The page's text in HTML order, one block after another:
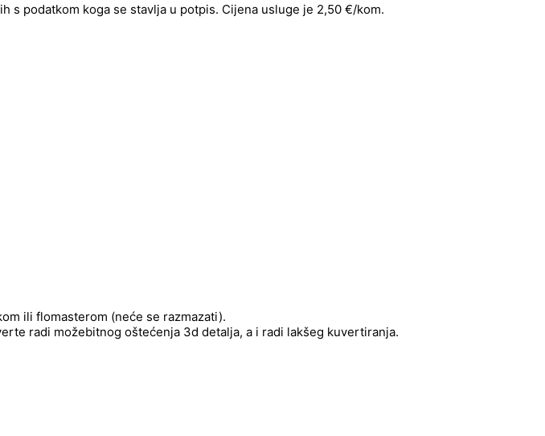
s podatkom koga se stavlja u potpis. Cijena usluge je 2,50 €/kom.
ili flomasterom (neće se razmazati).
radi možebitnog oštećenja 3d detalja, a i radi lakšeg kuvertiranja.